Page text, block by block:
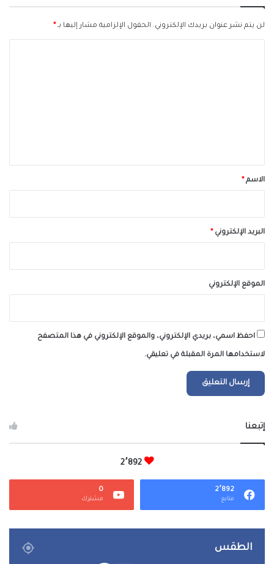
لن يتم نشر عنوان بريدك الإلكتروني. الحقول الإلزامية مشار إليها بـ*
*الاسم*
البريد الإلكتروني*
الموقع الإلكتروني
احفظ اسمي، بريدي الإلكتروني، والموقع الإلكتروني في هذا المتصفح
لاستخدامها المرة المقبلة في تعليقي.
إتبعنا
2٬892
2٬892
متابع
0
مشترك
الطقس